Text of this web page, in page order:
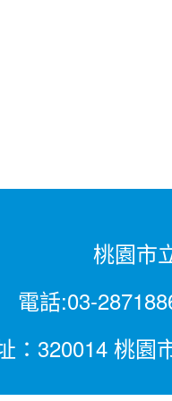
桃園市
電話:03-
：320014 桃園